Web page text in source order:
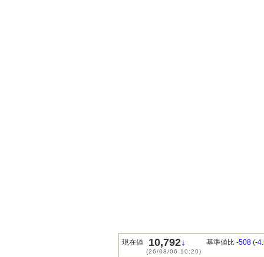
現在値 10,792↓
(26/08/06 10:20)
基準値比 -508 (-